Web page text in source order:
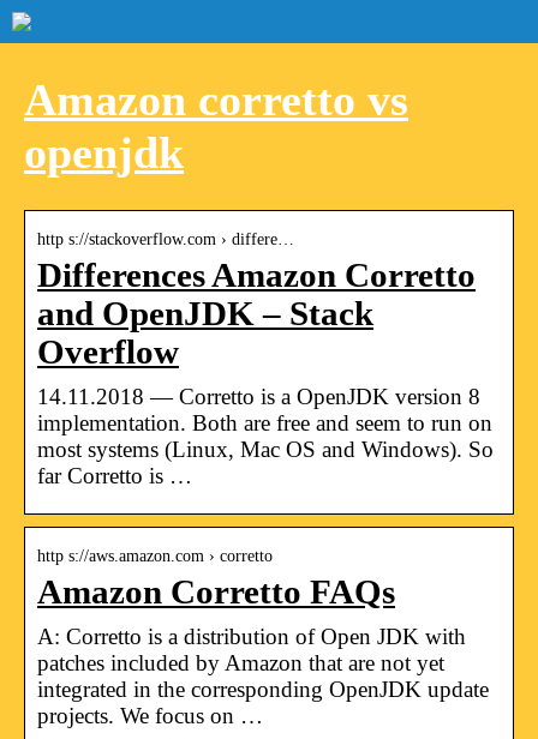
Amazon corretto vs
openjdk
http s://stackoverflow.com › differe…
Differences Amazon Corretto
and OpenJDK – Stack
Overflow
14.11.2018 — Corretto is a OpenJDK version 8
implementation. Both are free and seem to run on
most systems (Linux, Mac OS and Windows). So
far Corretto is …
http s://aws.amazon.com › corretto
Amazon Corretto FAQs
A: Corretto is a distribution of Open JDK with
patches included by Amazon that are not yet
integrated in the corresponding OpenJDK update
projects. We focus on …